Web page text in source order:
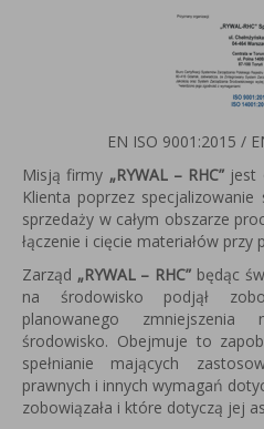
EN ISO 9001:2015 /
Misją firmy „RYWAL – RHC” jest
Klienta poprzez
sprzedaży w całym obszarze
łączenie i cięcie materiałów przy
Zarząd „RYWAL – RHC” będąc
na środowisko podjął
planowanego zmniejszenia
środowisko. Obejmuje to
spełnianie mających
prawnych i innych wymagań
zobowiązała i które dotyczą jej